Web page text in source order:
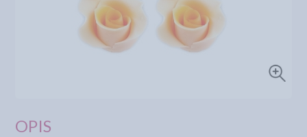
OPIS